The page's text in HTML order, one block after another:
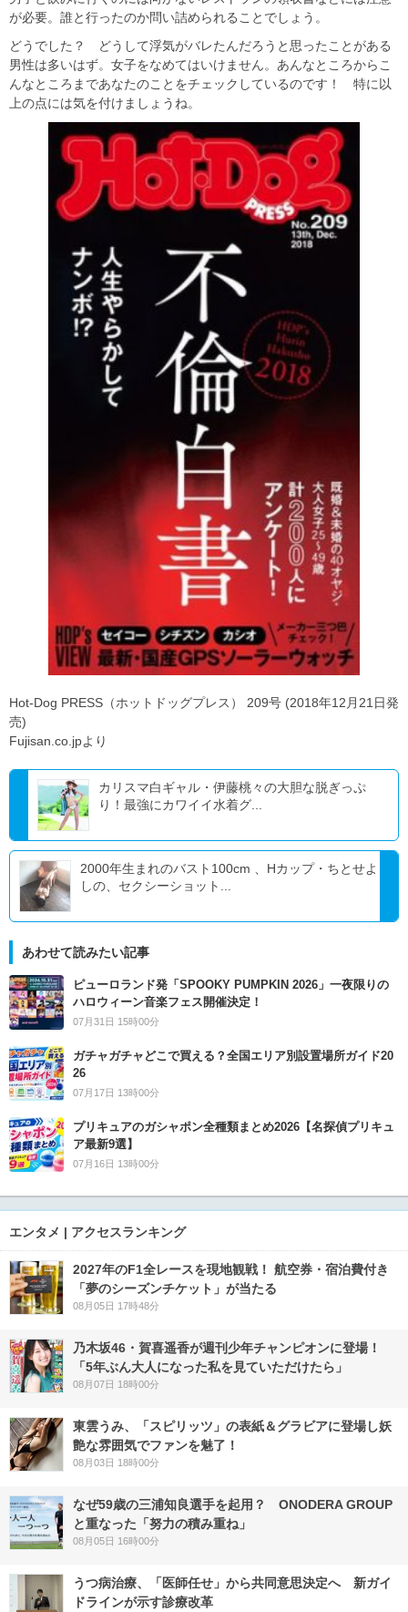
が必要。誰と行ったのか問い詰められることでしょう。
どうでした？ どうして浮気がバレたんだろうと思ったことがある
男性は多いはず。女子をなめてはいけません。あんなところからこ
んなところまであなたのことをチェックしているのです！ 特に以
上の点には気を付けましょうね。
Hot-Dog PRESS（ホットドッグプレス） 209号 (2018年12月21日発
売)
Fujisan.co.jpより
カリスマ白ギャル・伊藤桃々の大胆な脱ぎっぷ
り！最強にカワイイ水着グ...
2000年生まれのバスト100cm 、Hカップ・ちとせよ
しの、セクシーショット...
あわせて読みたい記事
ピューロランド発「SPOOKY PUMPKIN 2026」一夜限りの
ハロウィーン音楽フェス開催決定！
07月31日 15時00分
ガチャガチャどこで買える？全国エリア別設置場所ガイド20
26
07月17日 13時00分
プリキュアのガシャポン全種類まとめ2026【名探偵プリキュ
ア最新9選】
07月16日 13時00分
エンタメ | アクセスランキング
2027年のF1全レースを現地観戦！ 航空券・宿泊費付き
「夢のシーズンチケット」が当たる
08月05日 17時48分
乃木坂46・賀喜遥香が週刊少年チャンピオンに登場！
「5年ぶん大人になった私を見ていただけたら」
08月07日 18時00分
東雲うみ、「スピリッツ」の表紙＆グラビアに登場し妖
艶な雰囲気でファンを魅了！
08月03日 18時00分
なぜ59歳の三浦知良選手を起用？ ONODERA GROUP
と重なった「努力の積み重ね」
08月05日 16時00分
うつ病治療、「医師任せ」から共同意思決定へ 新ガイ
ドラインが示す診療改革